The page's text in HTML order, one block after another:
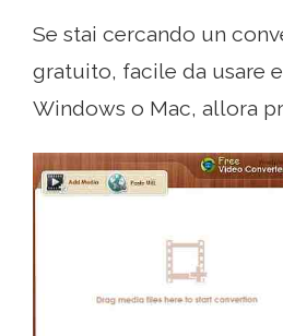
Se stai cercando un
gratuito, facile da usare
Windows o Mac, allora